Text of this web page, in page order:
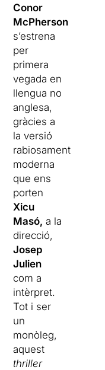
Conor
McPherson
s’estrena
per
primera
vegada en
llengua no
anglesa,
gràcies a
la versió
rabiosament
moderna
que ens
porten
Xicu
Masó, a la
direcció,
Josep
Julien
com a
intèrpret.
Tot i ser
un
monòleg,
aquest
thriller